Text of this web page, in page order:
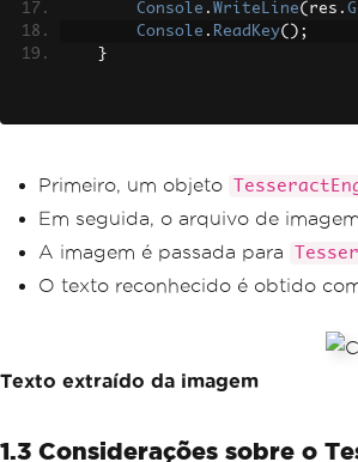
Console . WriteLine( res .
Console . ReadKey();
}
Primeiro, um objeto
Em seguida, o arquivo de
A imagem é passada para
O texto reconhecido é obtido
Texto extraído da imagem
1.3 Considerações sobre o